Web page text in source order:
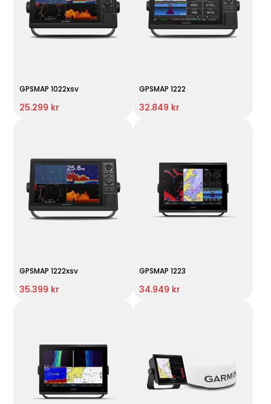
GPSMAP 1022xsv
25.299 kr
GPSMAP 1222
32.849 kr
GPSMAP 1222xsv
35.399 kr
GPSMAP 1223
34.949 kr